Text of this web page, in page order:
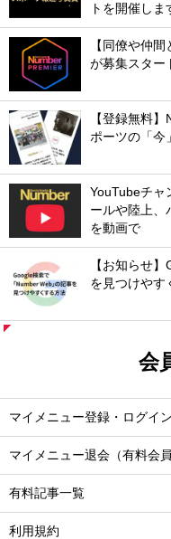
トを開催しま
【同僚や仲
が募集スター
【登録無料
ポーツの「今
YouTubeチャ
ールや陸上、
を動画で
【お知らせ
を見つけやす
会
マイメニュー登録・ログイン
マイメニュー退会（有料会員
有料記事一覧
利用規約